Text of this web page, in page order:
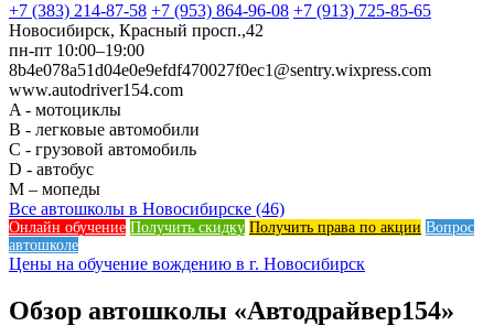
+7 (383) 214-87-58 +7 (953) 864-96-08 +7 (913) 725-85-65
Новосибирск, Красный просп.,42
пн-пт 10:00–19:00
8b4e078a51d04e0e9efdf470027f0ec1@sentry.wixpress.com
www.autodriver154.com
A - мотоциклы
B - легковые автомобили
C - грузовой автомобиль
D - автобус
M – мопеды
Все автошколы в Новосибирске (46)
Онлайн обучение Получить скидку Получить права по акции Вопрос
автошколе
Цены на обучение вождению в г. Новосибирск
Обзор автошколы «Автодрайвер154»